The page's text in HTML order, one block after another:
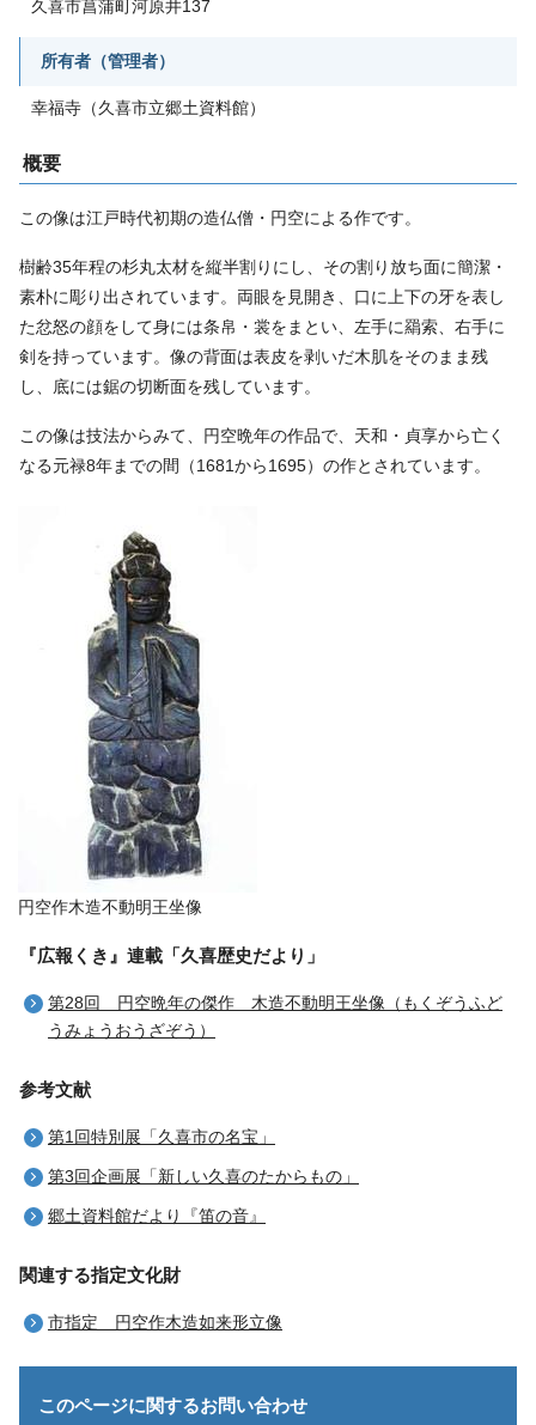
久喜市菖蒲町河原井137
所有者（管理者）
幸福寺（久喜市立郷土資料館）
概要
この像は江戸時代初期の造仏僧・円空による作です。
樹齢35年程の杉丸太材を縦半割りにし、その割り放ち面に簡潔・
素朴に彫り出されています。両眼を見開き、口に上下の牙を表し
た忿怒の顔をして身には条帛・裳をまとい、左手に羂索、右手に
剣を持っています。像の背面は表皮を剥いだ木肌をそのまま残
し、底には鋸の切断面を残しています。
この像は技法からみて、円空晩年の作品で、天和・貞享から亡く
なる元禄8年までの間（1681から1695）の作とされています。
円空作木造不動明王坐像
『広報くき』連載「久喜歴史だより」
第28回 円空晩年の傑作 木造不動明王坐像（もくぞうふど
うみょうおうざぞう）
参考文献
第1回特別展「久喜市の名宝」
第3回企画展「新しい久喜のたからもの」
郷土資料館だより『笛の音』
関連する指定文化財
市指定 円空作木造如来形立像
このページに関するお問い合わせ